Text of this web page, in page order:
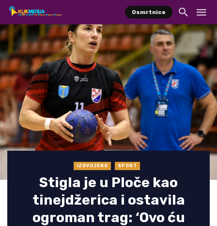
Osmrtnice
IZDVOJENO SPORT
Stigla je u Ploče kao
tinejdžerica i ostavila
ogroman trag: ‘Ovo ću